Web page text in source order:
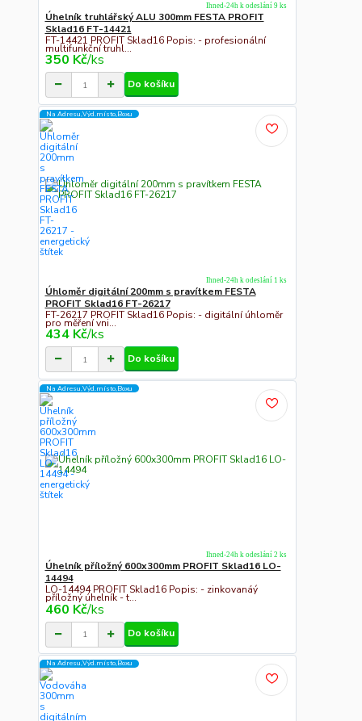
Úhelník truhlářský ALU 300mm FESTA PROFIT
Sklad16 FT-14421
FT-14421 PROFIT Sklad16 Popis: - profesionální
multifunkční truhl...
350 Kč/ks
Ihned-24h k odeslání 9 ks
Do košíku
Na Adresu,Výd.místo,Boxu
Úhloměr digitální 200mm s pravítkem FESTA
PROFIT Sklad16 FT-26217
FT-26217 PROFIT Sklad16 Popis: - digitální úhloměr
pro měření vni...
434 Kč/ks
Ihned-24h k odeslání 1 ks
Do košíku
Na Adresu,Výd.místo,Boxu
Úhelník příložný 600x300mm PROFIT Sklad16 LO-
14494
LO-14494 PROFIT Sklad16 Popis: - zinkovanáý
příložný úhelník - t...
460 Kč/ks
Ihned-24h k odeslání 2 ks
Do košíku
Na Adresu,Výd.místo,Boxu